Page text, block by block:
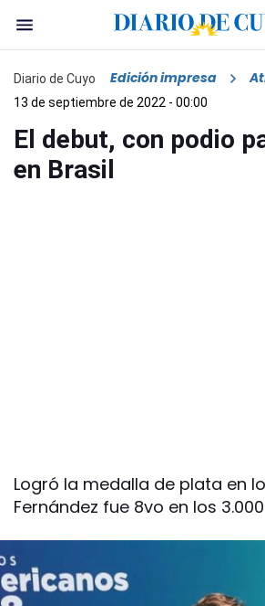
Diario de Cuyo Edición impresa
13 de septiembre de 2022 - 00:00
El debut, con podio
en Brasil
Logró la medalla de plata en
Fernández fue 8vo en los